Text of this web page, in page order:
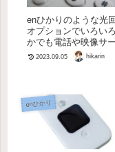
enひかりのような光
オプションでいろい
かでも電話や映像サ
線を使った電話が一
2023.09.05 hikarin
enひかり